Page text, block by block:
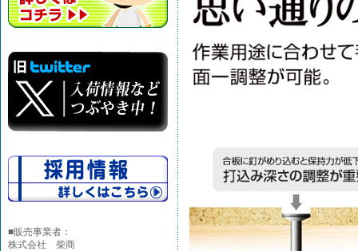
■販売事業者：
株式会社 柴商